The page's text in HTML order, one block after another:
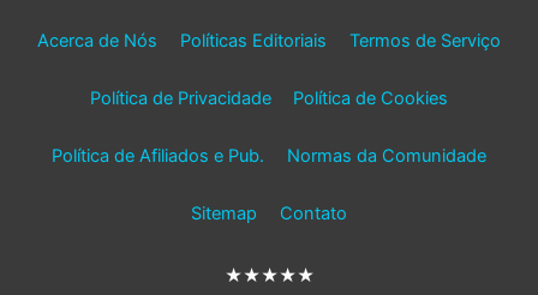
Acerca de Nós Políticas Editoriais Termos de Serviço
Política de Privacidade Política de Cookies
Política de Afiliados e Pub. Normas da Comunidade
Sitemap Contato
★★★★★